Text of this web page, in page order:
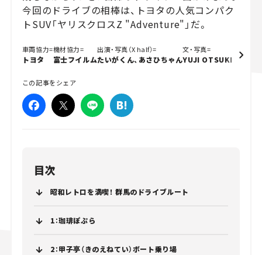
今回のドライブの相棒は、トヨタの人気コンパク
トSUV「ヤリスクロスZ "Adventure"」だ。
車両協力=
トヨタ
機材協力=
富士フイルム
出演・写真（X half）=
たいがくん、あさひちゃん
文・写真=
YUJI OTSUKI
この記事をシェア
目次
昭和レトロを満喫！ 群馬のドライブルート
1：珈琲ぽぷら
2：甲子亭（きのえねてい）ボート乗り場